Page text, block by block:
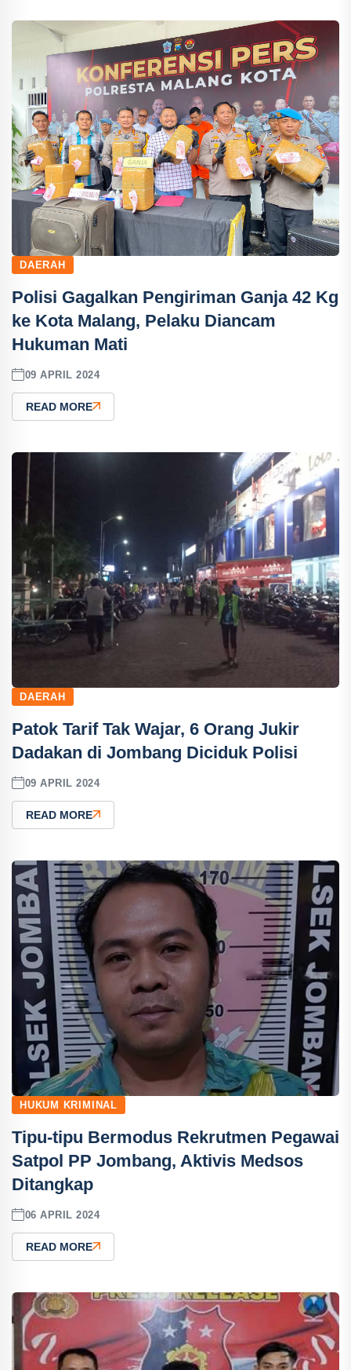
DAERAH
Polisi Gagalkan Pengiriman Ganja 42 Kg
ke Kota Malang, Pelaku Diancam
Hukuman Mati
09 APRIL 2024
READ MORE
DAERAH
Patok Tarif Tak Wajar, 6 Orang Jukir
Dadakan di Jombang Diciduk Polisi
09 APRIL 2024
READ MORE
HUKUM KRIMINAL
Tipu-tipu Bermodus Rekrutmen Pegawai
Satpol PP Jombang, Aktivis Medsos
Ditangkap
06 APRIL 2024
READ MORE